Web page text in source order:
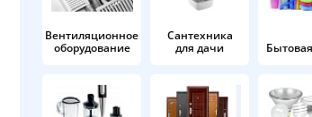
Вентиляционное
оборудование
Сантехника
для дачи